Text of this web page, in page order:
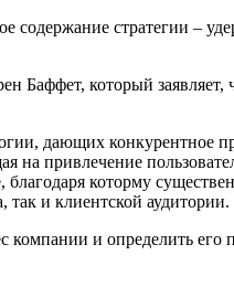
содержание стратегии –
Баффет, который
дающих конкурентное
на привлечение
которму
так и клиентской аудитории.
компании и определить